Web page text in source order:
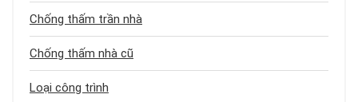
Chống thấm trần nhà
Chống thấm nhà cũ
Loại công trình